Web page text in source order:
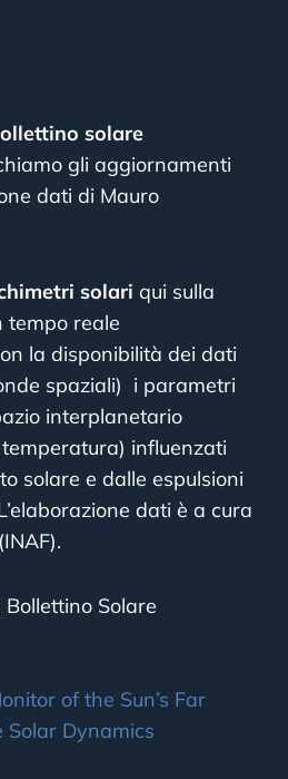
solare
gli aggiornamenti
dati di Mauro
solari qui sulla
tempo reale
la disponibilità dei dati
spaziali) i parametri
interplanetario
influenzati
solare e dalle espulsioni
dati è a cura
Solare
of the Sun’s Far
Dynamics